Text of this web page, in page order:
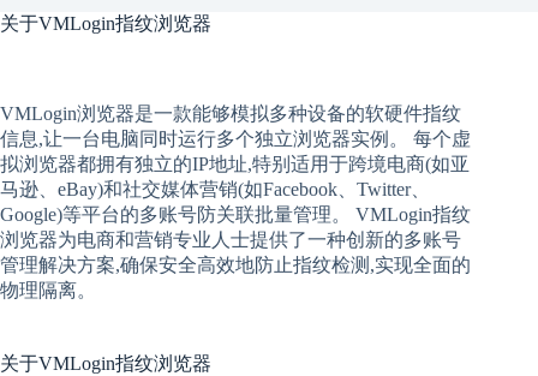
关于VMLogin指纹浏览器
VMLogin浏览器是一款能够模拟多种设备的软硬件指纹
信息,让一台电脑同时运行多个独立浏览器实例。 每个虚
拟浏览器都拥有独立的IP地址,特别适用于跨境电商(如亚
马逊、eBay)和社交媒体营销(如Facebook、Twitter、
Google)等平台的多账号防关联批量管理。 VMLogin指纹
浏览器为电商和营销专业人士提供了一种创新的多账号
管理解决方案,确保安全高效地防止指纹检测,实现全面的
物理隔离。
关于VMLogin指纹浏览器